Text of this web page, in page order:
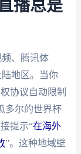
播总是
、腾讯体
地区。当你
协议自动限制
多尔的世界杯
提示“在海外
”。这种地域壁